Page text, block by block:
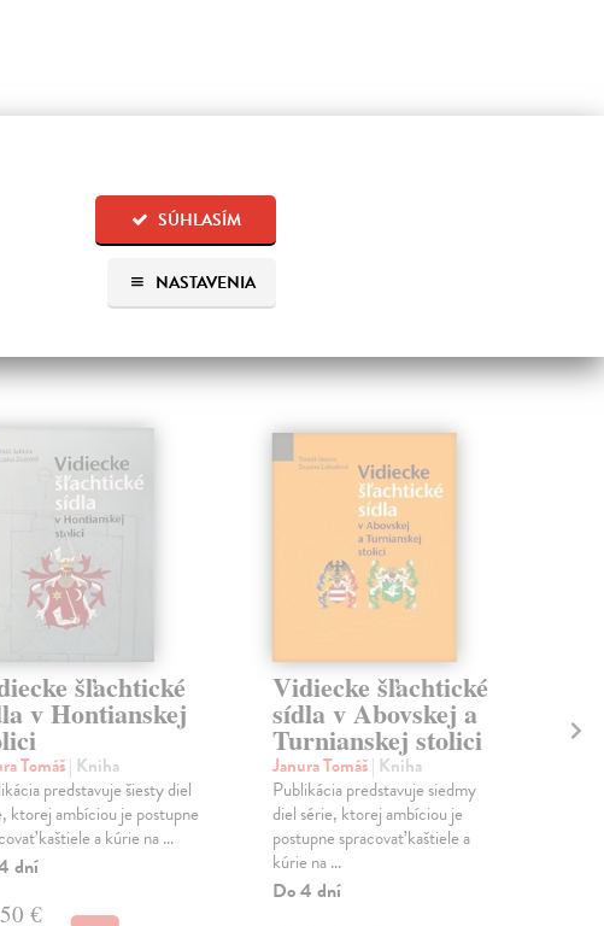
SÚHLASÍM
NASTAVENIA
šľachtické
v Hontianskej
Tomáš| Kniha
predstavuje šiesty diel
ktorej ambíciou je postupne
kaštiele a kúrie na ...
dní
€
Vidiecke šľachtické
sídla v Abovskej a
Turnianskej stolici
Janura Tomáš| Kniha
Publikácia predstavuje siedmy
diel série, ktorej ambíciou je
postupne spracovať kaštiele a
kúrie na ...
Do 4 dní